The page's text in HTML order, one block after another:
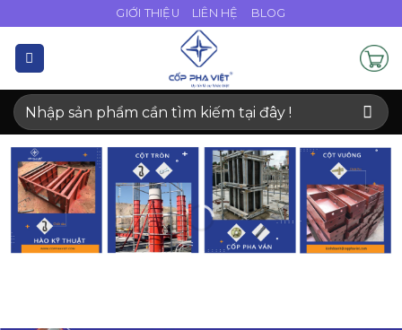
dung
GIỚI THIỆU LIÊN HỆ BLOG
Tìm
kiếm: